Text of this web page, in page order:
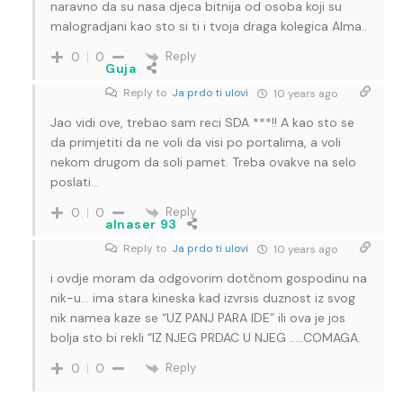
naravno da su nasa djeca bitnija od osoba koji su
malogradjani kao sto si ti i tvoja draga kolegica Alma..
0 0 Reply
Guja
Reply to Ja prdo ti ulovi 10 years ago
Jao vidi ove, trebao sam reci SDA ***!! A kao sto se
da primjetiti da ne voli da visi po portalima, a voli
nekom drugom da soli pamet. Treba ovakve na selo
poslati…
0 0 Reply
alnaser 93
Reply to Ja prdo ti ulovi 10 years ago
i ovdje moram da odgovorim dotčnom gospodinu na
nik-u… ima stara kineska kad izvrsis duznost iz svog
nik namea kaze se “UZ PANJ PARA IDE” ili ova je jos
bolja sto bi rekli “IZ NJEG PRDAC U NJEG …..COMAGA.
0 0 Reply